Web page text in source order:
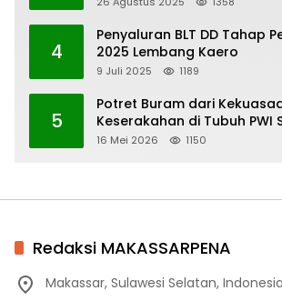
4
Penyaluran BLT DD Tahap
2025 Lembang Kaero
9 Juli 2025 1189
5
Potret Buram dari
Keserakahan di Tubuh PWI
16 Mei 2026 1150
Redaksi MAKASSARPENA
Makassar, Sulawesi Selatan, Indonesia